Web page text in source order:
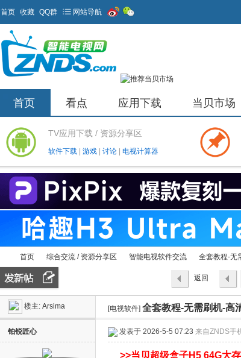
首页 收藏 QQ群 网站导航
首页 看点 应用下载 当贝市场
TV应用下载 / 资源分享区
软件下载 游戏 讨论 电视计算器
»
首页
›
综合交流 / 资源分享区
›
智能电视软件交流
›
全套教程-无
返回
列表
楼主: Arsima [电视软件] 全套教程-无需刷机-高
铂锐匠心 发表于 2026-5-5 07:23 来自ZNDS手
>>当贝超级盒子H5 64G大